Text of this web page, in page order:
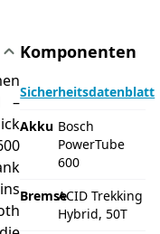
–
Komponenten
Sicherheitsdatenblatt
Akku Bosch
PowerTube
600
BremseACID Trekking
Hybrid, 50T